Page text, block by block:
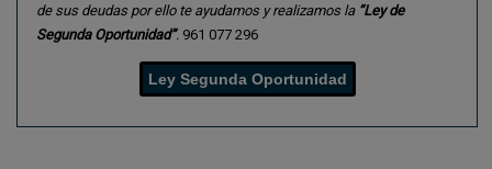
de sus deudas por ello te ayudamos y realizamos la “Ley de
Segunda Oportunidad”. 961 077 296
Ley Segunda Oportunidad